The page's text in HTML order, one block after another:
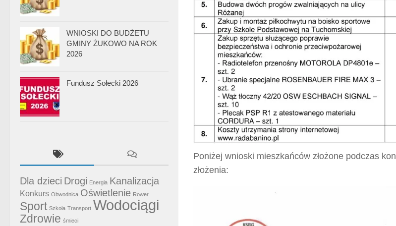
Poniżej wnioski mieszkańców złożone podczas
złożenia:
WNIOSKI DO BUDŻETU
GMINY ŻUKOWO NA ROK
2026
Fundusz Sołecki 2026
Dla dzieci Drogi Energia Kanalizacja
Konkurs Obwodnica Oświetlenie Rower
Sport Szkoła Transport Wodociągi
Zdrowie śmieci